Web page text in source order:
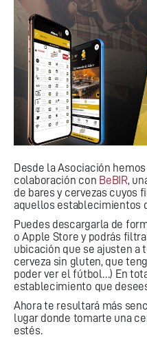
Desde la Asociación
colaboración con BeBIR,
de bares y cervezas
aquellos establecimientos
Puedes descargarla de
o Apple Store y podrás
ubicación que se ajusten a
cerveza sin gluten, que
poder ver el fútbol…) En
establecimiento que
Ahora te resultará más
lugar donde tomarte una
estés.